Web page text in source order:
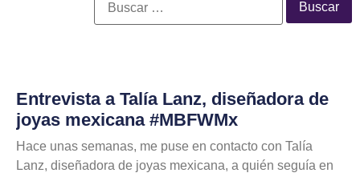
Entrevista a Talía Lanz, diseñadora de
joyas mexicana #MBFWMx
Hace unas semanas, me puse en contacto con Talía
Lanz, diseñadora de joyas mexicana, a quién seguía en